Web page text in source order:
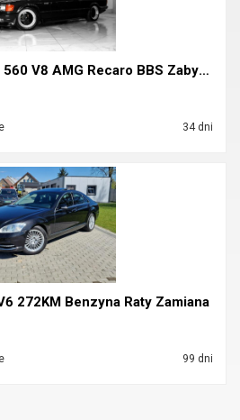
Mercedes W126 SEC 560 V8 AMG Recaro BBS Zabytek Za...
34 dni
272KM Benzyna Raty Zamiana
99 dni